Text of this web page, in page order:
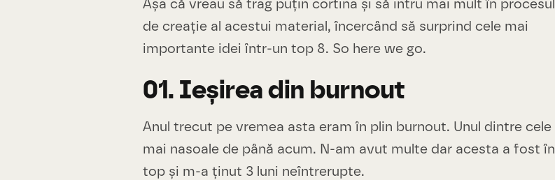
Așa că vreau să trag puțin cortina și să intru mai mult în procesul
de creație al acestui material, încercând să surprind cele mai
importante idei într-un top 8. So here we go.
01. Ieșirea din burnout
Anul trecut pe vremea asta eram în plin burnout. Unul dintre cele
mai nasoale de până acum. N-am avut multe dar acesta a fost în
top și m-a ținut 3 luni neîntrerupte.